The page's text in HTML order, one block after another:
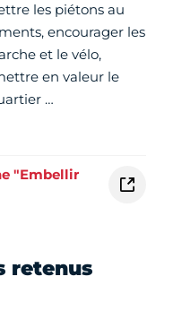
les piétons au
encourager les
et le vélo,
en valeur le
…
"Embellir
retenus